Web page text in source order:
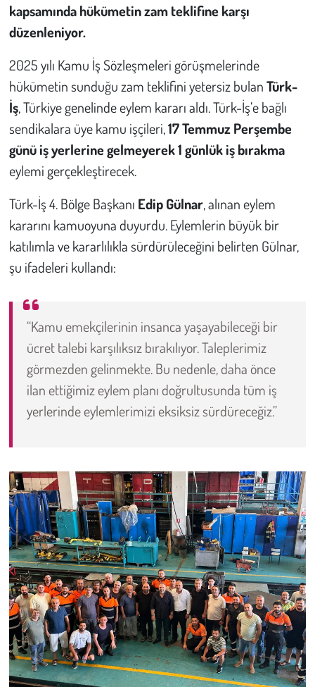
kapsamında hükümetin zam teklifine karşı
düzenleniyor.
2025 yılı Kamu İş Sözleşmeleri görüşmelerinde
hükümetin sunduğu zam teklifini yetersiz bulanTürk-
İş, Türkiye genelinde eylem kararı aldı. Türk-İş’e bağlı
sendikalara üye kamu işçileri,17 Temmuz Perşembe
günü iş yerlerine gelmeyerek 1 günlük iş bırakma
eylemi gerçekleştirecek.
Türk-İş 4. Bölge Başkanı Edip Gülnar, alınan eylem
kararını kamuoyuna duyurdu. Eylemlerin büyük bir
katılımla ve kararlılıkla sürdürüleceğini belirten Gülnar,
şu ifadeleri kullandı:
“Kamu emekçilerinin insanca yaşayabileceği bir
ücret talebi karşılıksız bırakılıyor. Taleplerimiz
görmezden gelinmekte. Bu nedenle, daha önce
ilan ettiğimiz eylem planı doğrultusunda tüm iş
yerlerinde eylemlerimizi eksiksiz sürdüreceğiz.”
Galeri
Günün İçinden
Tarih
Hukuk
Tarım
Son Dakika
Kent
Eğlence